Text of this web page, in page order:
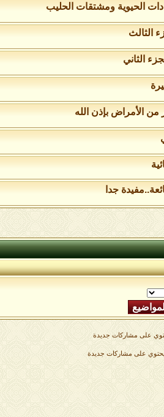
الحيوية ومشتقات الحليب
الثالث
الثاني
من الأمراض بإذن الله
على مشاركات جديدة
على مشاركات جديدة